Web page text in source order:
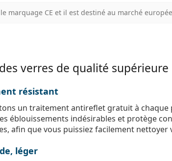
marquage CE et il est destiné au marché
verres de qualité supérieure
résistant
un traitement antireflet gratuit à chaque
éblouissements indésirables et protège
afin que vous puissiez facilement nettoyer
léger